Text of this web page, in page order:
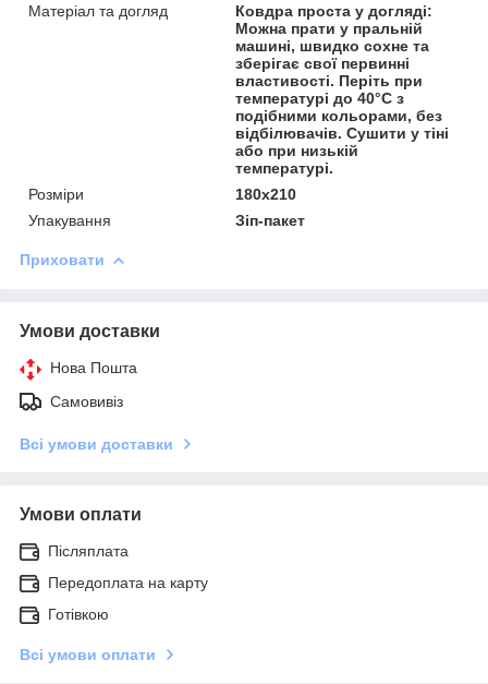
Матеріал та догляд
Ковдра проста у догляді:
Можна прати у пральній
машині, швидко сохне та
зберігає свої первинні
властивості. Періть при
температурі до 40°С з
подібними кольорами, без
відбілювачів. Сушити у тіні
або при низькій
температурі.
Розміри
180x210
Упакування
Зіп-пакет
Приховати
Умови доставки
Нова Пошта
Самовивіз
Всі умови доставки
Умови оплати
Післяплата
Передоплата на карту
Готівкою
Всі умови оплати